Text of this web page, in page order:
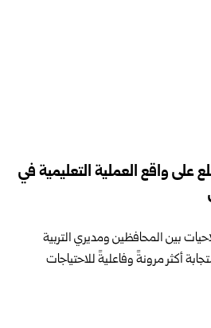
على واقع العملية التعليمية في